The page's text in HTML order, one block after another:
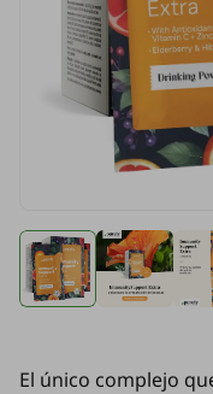
El único complejo